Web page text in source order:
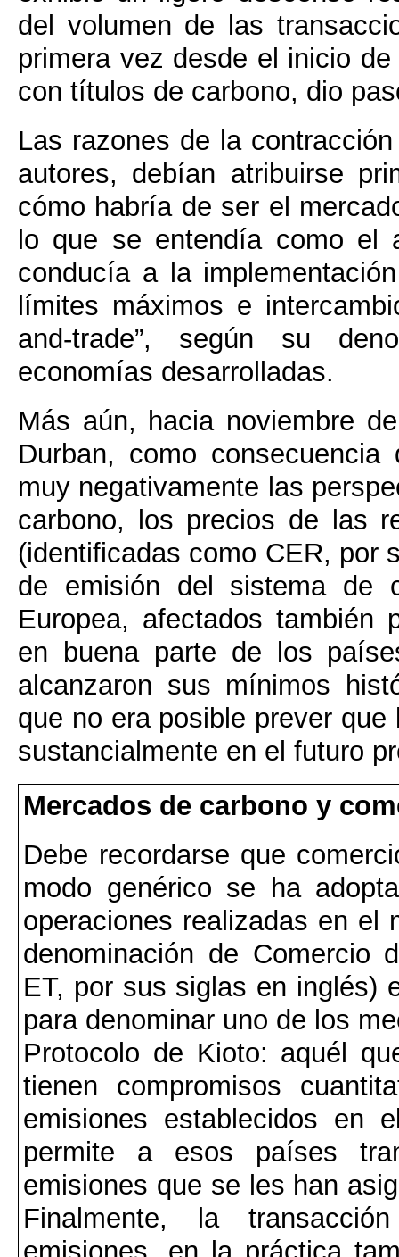
del volumen de las
primera vez desde el inicio
con títulos de carbono, dio
Las razones de la
autores, debían atribuirse
cómo habría de ser el
lo que se entendía como el
conducía a la
límites máximos e
and-trade”, según su
economías desarrolladas.
Más aún, hacia noviembre
Durban, como
muy negativamente las
carbono, los precios de las
(identificadas como CER, por
de emisión del sistema de
Europea, afectados también
en buena parte de los
alcanzaron sus mínimos
que no era posible prever
sustancialmente en el futuro
Mercados de carbono y
Debe recordarse que
modo genérico se ha
operaciones realizadas en el
denominación de Comercio
ET, por sus siglas en inglés)
para denominar uno de los
Protocolo de Kioto: aquél
tienen compromisos
emisiones establecidos en
permite a esos países
emisiones que se les han
Finalmente, la